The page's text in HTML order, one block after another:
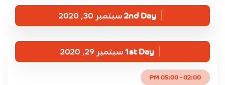
2nd Day سبتمبر 30, 2020
1st Dayسبتمبر 29, 2020
02:00 - 05:00 PM